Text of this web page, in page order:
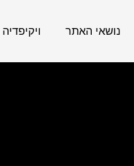
נושאי האתר ויקיפדיה